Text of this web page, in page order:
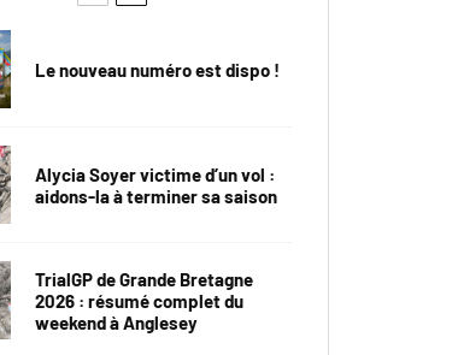
Le nouveau numéro est dispo !
Alycia Soyer victime d’un vol :
aidons-la à terminer sa saison
TrialGP de Grande Bretagne
2026 : résumé complet du
weekend à Anglesey